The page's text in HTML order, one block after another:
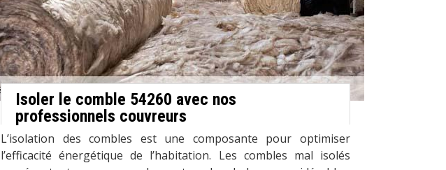
Isoler le comble 54260 avec nos
professionnels couvreurs
L’isolation des combles est une composante pour optimiser
l’efficacité énergétique de l’habitation. Les combles mal isolés